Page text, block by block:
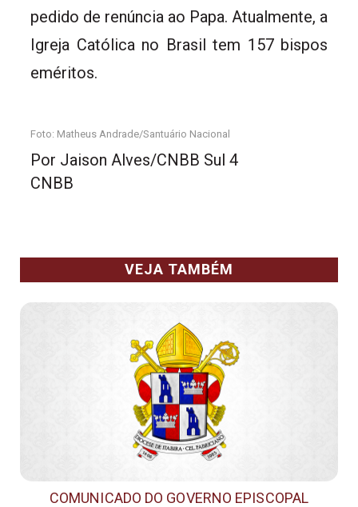
pedido de renúncia ao Papa. Atualmente, a
Igreja Católica no Brasil tem 157 bispos
eméritos.
Foto: Matheus Andrade/Santuário Nacional
Por Jaison Alves/CNBB Sul 4
CNBB
VEJA TAMBÉM
COMUNICADO DO GOVERNO EPISCOPAL